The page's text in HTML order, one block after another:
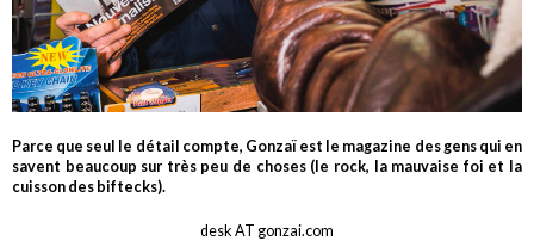
Parce que seul le détail compte, Gonzaï est le magazine des gens qui en
savent beaucoup sur très peu de choses (le rock, la mauvaise foi et la
cuisson des biftecks).
desk AT gonzai.com